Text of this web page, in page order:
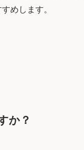
めします。
か？